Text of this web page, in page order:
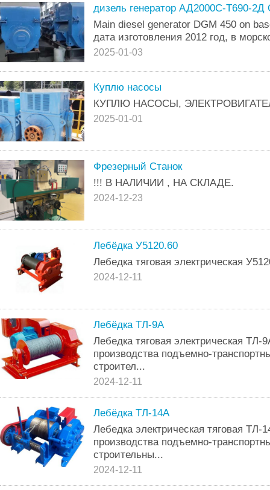
дизель генератор АД2000С-Т690-
Main diesel generator DGM 450 on
дата изготовления 2012 год, в
2025-01-03
Куплю насосы
КУПЛЮ НАСОСЫ,
2025-01-01
Фрезерный Станок
!!! В НАЛИЧИИ , НА СКЛАДЕ.
2024-12-23
Лебёдка У5120.60
Лебедка тяговая электрическая
2024-12-11
Лебёдка ТЛ-9А
Лебедка тяговая электрическая ТЛ-
производства подъемно-
строител...
2024-12-11
Лебёдка ТЛ-14А
Лебедка электрическая тяговая ТЛ-
производства подъемно-
строительны...
2024-12-11